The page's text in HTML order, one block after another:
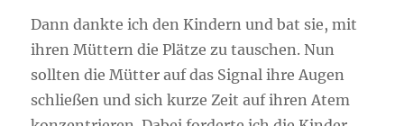
Dann dankte ich den Kindern und bat sie, mit
ihren Müttern die Plätze zu tauschen. Nun
sollten die Mütter auf das Signal ihre Augen
schließen und sich kurze Zeit auf ihren Atem